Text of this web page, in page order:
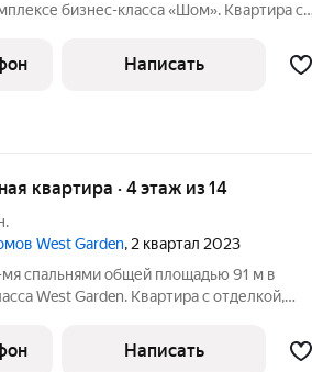
бизнес-класса «Шом». Квартира с
виды на парк Фили, Крылатское, МГУ и
Написать
квартира · 4 этаж из 14
West Garden, 2 квартал 2023
мя спальнями общей площадью 91 м в
West Garden. Квартира с отделкой,
Благодаря большим окнам и высоким
Написать